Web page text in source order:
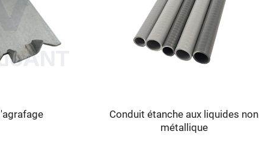
Conduit étanche aux liquides non
métallique